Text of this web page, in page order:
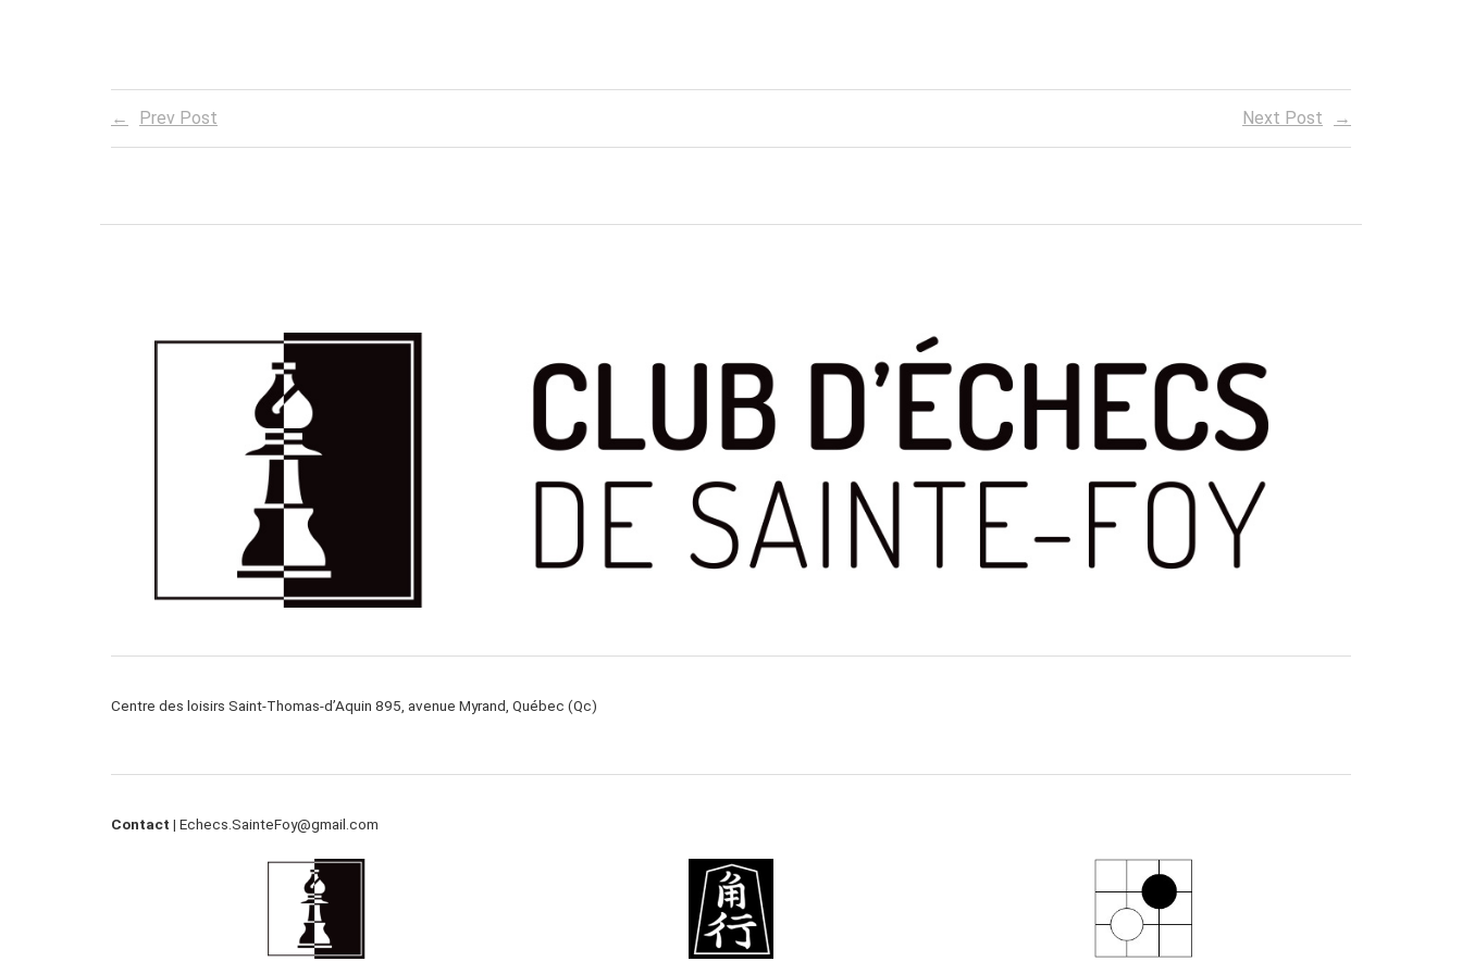
Prev Post Next Post
Centre des loisirs Saint-Thomas-d’Aquin 895, avenue Myrand, Québec (Qc)
Contact | Echecs.SainteFoy@gmail.com